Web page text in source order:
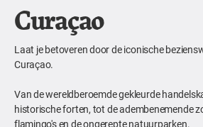
Curaçao
Laat je betoveren door de iconische
Curaçao.
Van de wereldberoemde gekleurde
historische forten, tot de adembenemende
flamingo's en de ongerepte natuurparken.